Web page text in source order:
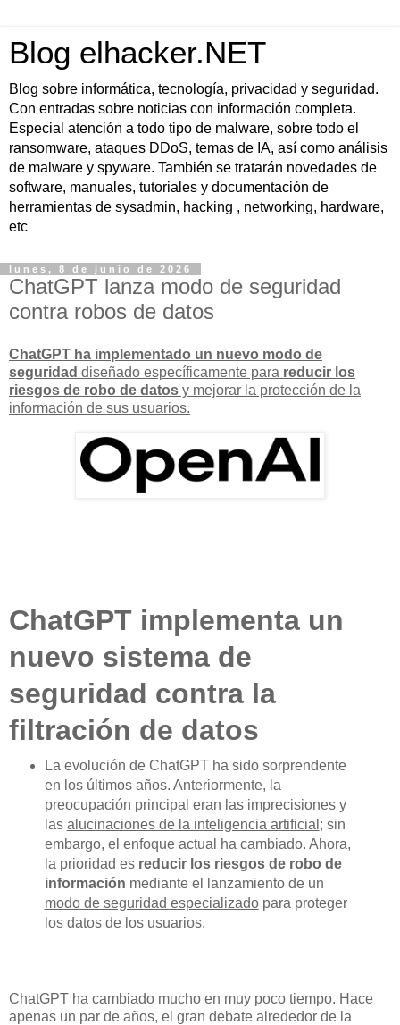
Blog elhacker.NET
Blog sobre informática, tecnología, privacidad y seguridad.
Con entradas sobre noticias con información completa.
Especial atención a todo tipo de malware, sobre todo el
ransomware, ataques DDoS, temas de IA, así como análisis
de malware y spyware. También se tratarán novedades de
software, manuales, tutoriales y documentación de
herramientas de sysadmin, hacking , networking, hardware,
etc
lunes, 8 de junio de 2026
ChatGPT lanza modo de seguridad
contra robos de datos
ChatGPT ha implementado un nuevo modo de
seguridad diseñado específicamente para reducir los
riesgos de robo de datos y mejorar la protección de la
información de sus usuarios.
ChatGPT implementa un
nuevo sistema de
seguridad contra la
filtración de datos
La evolución de ChatGPT ha sido sorprendente
en los últimos años. Anteriormente, la
preocupación principal eran las imprecisiones y
las alucinaciones de la inteligencia artificial ; sin
embargo, el enfoque actual ha cambiado. Ahora,
la prioridad es reducir los riesgos de robo de
información mediante el lanzamiento de un
modo de seguridad especializadopara proteger
los datos de los usuarios.
ChatGPT ha cambiado mucho en muy poco tiempo. Hace
apenas un par de años, el gran debate alrededor de la